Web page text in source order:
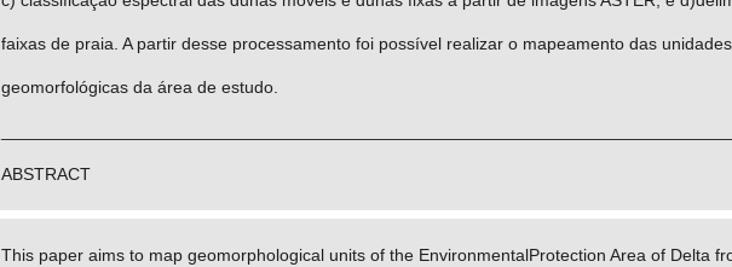
faixas de praia. A partir desse processamento foi possível realizar o mapeamento das unidades
geomorfológicas da área de estudo.
ABSTRACT
This paper aims to map geomorphological units of the EnvironmentalProtection Area of Delta